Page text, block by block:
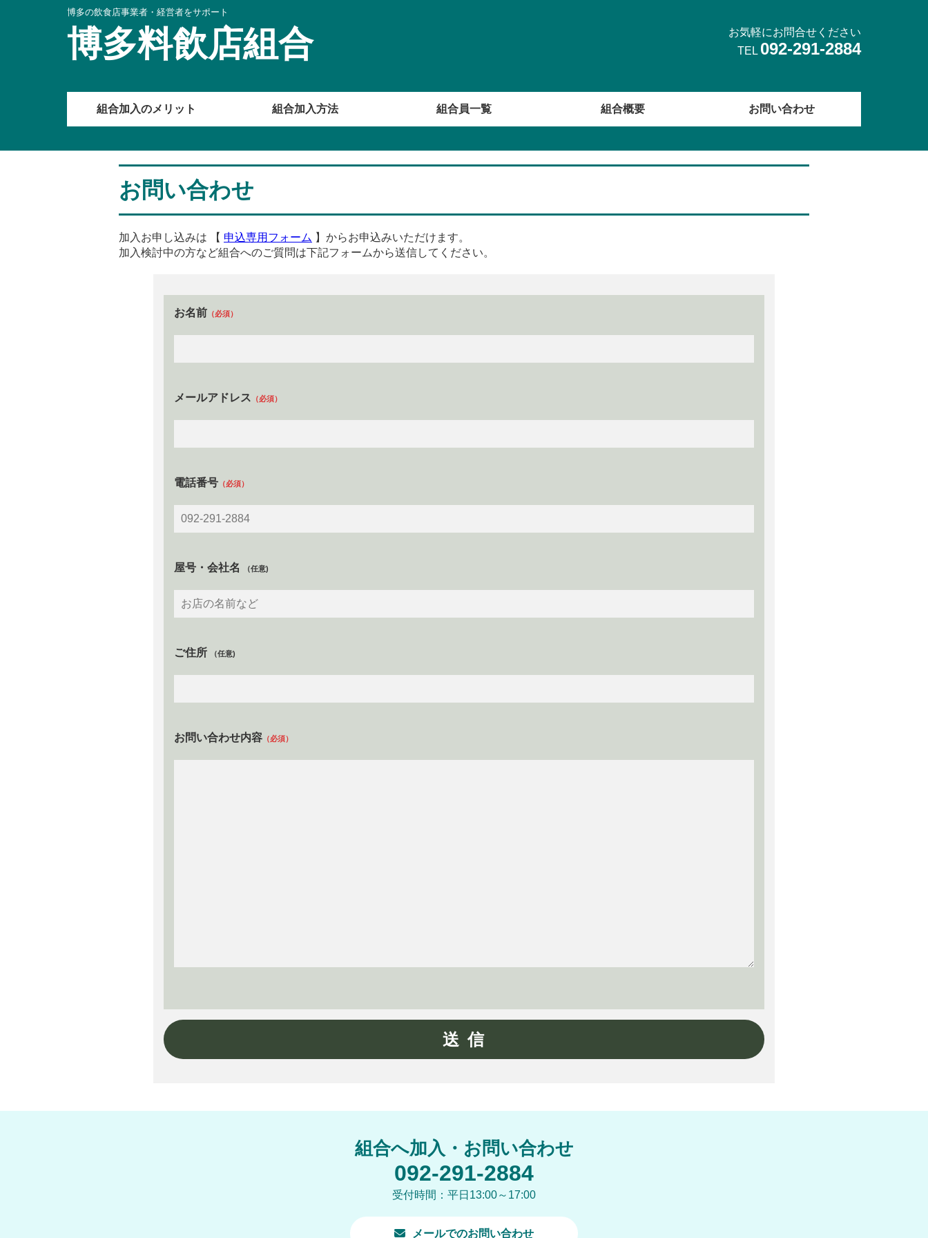
博多の飲食店事業者・経営者をサポート
博多料飲店組合
お気軽にお問合せください
TEL 092-291-2884
組合加入のメリット 組合加入方法 組合員一覧 組合概要 お問い合わせ
お問い合わせ
加入お申し込みは 【 申込専用フォーム 】からお申込みいただけます。
加入検討中の方など組合へのご質問は下記フォームから送信してください。
お名前 （必須）
メールアドレス （必須）
電話番号 （必須）
屋号・会社名 （任意)
ご住所 （任意)
お問い合わせ内容 （必須）
組合へ加入・お問い合わせ
092-291-2884
受付時間：平日13:00～17:00
メールでのお問い合わせ